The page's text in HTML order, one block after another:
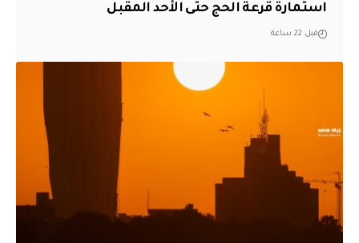
استمارة قرعة الحج حتى الأحد المقبل
قبل 22 ساعة